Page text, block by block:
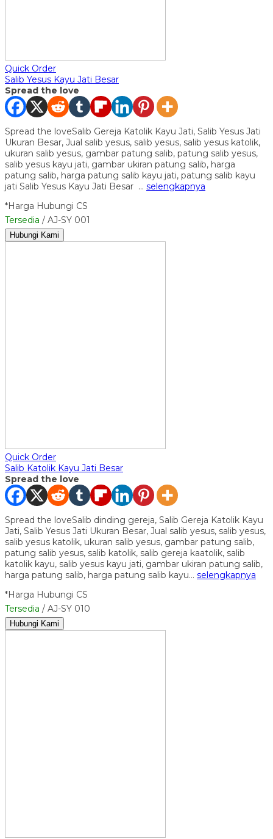
Quick Order
Salib Yesus Kayu Jati Besar
Spread the love
Spread the loveSalib Gereja Katolik Kayu Jati, Salib Yesus Jati
Ukuran Besar, Jual salib yesus, salib yesus, salib yesus katolik,
ukuran salib yesus, gambar patung salib, patung salib yesus,
salib yesus kayu jati, gambar ukiran patung salib, harga
patung salib, harga patung salib kayu jati, patung salib kayu
jati Salib Yesus Kayu Jati Besar … selengkapnya
*Harga Hubungi CS
Tersedia / AJ-SY 001
Hubungi Kami
Quick Order
Salib Katolik Kayu Jati Besar
Spread the love
Spread the loveSalib dinding gereja, Salib Gereja Katolik Kayu
Jati, Salib Yesus Jati Ukuran Besar, Jual salib yesus, salib yesus,
salib yesus katolik, ukuran salib yesus, gambar patung salib,
patung salib yesus, salib katolik, salib gereja kaatolik, salib
katolik kayu, salib yesus kayu jati, gambar ukiran patung salib,
harga patung salib, harga patung salib kayu… selengkapnya
*Harga Hubungi CS
Tersedia / AJ-SY 010
Hubungi Kami